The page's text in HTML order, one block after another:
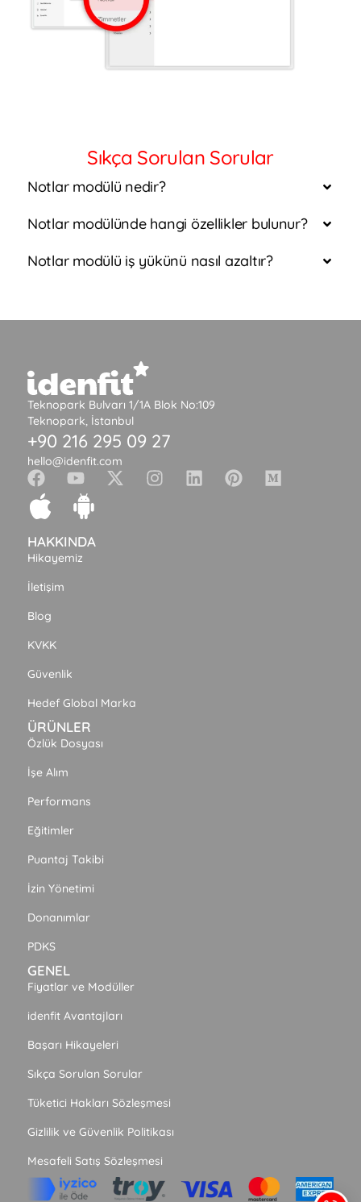
Sıkça Sorulan Sorular
Notlar modülü nedir?
Notlar modülünde hangi özellikler bulunur?
Notlar modülü iş yükünü nasıl azaltır?
Teknopark Bulvarı 1/1A Blok No:109
Teknopark, İstanbul
+90 216 295 09 27
hello@idenfit.com
HAKKINDA
Hikayemiz
İletişim
Blog
KVKK
Güvenlik
Hedef Global Marka
ÜRÜNLER
Özlük Dosyası
İşe Alım
Performans
Eğitimler
Puantaj Takibi
İzin Yönetimi
Donanımlar
PDKS
GENEL
Fiyatlar ve Modüller
idenfit Avantajları
Başarı Hikayeleri
Sıkça Sorulan Sorular
Tüketici Hakları Sözleşmesi
Gizlilik ve Güvenlik Politikası
Mesafeli Satış Sözleşmesi